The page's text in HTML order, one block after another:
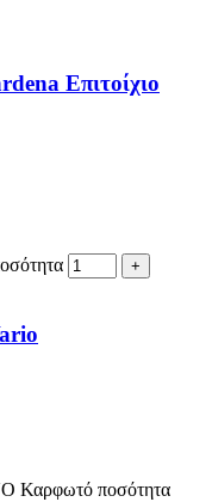
Επιτοίχιο
Καρφωτό ποσότητα